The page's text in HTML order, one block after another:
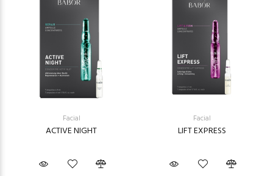
Facial
ACTIVE NIGHT
Facial
LIFT EXPRESS